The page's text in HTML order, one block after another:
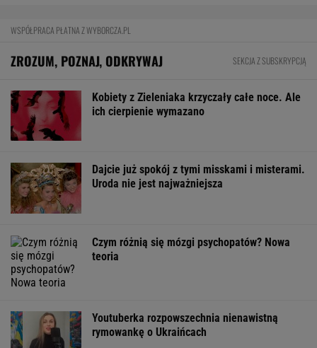
WSPÓŁPRACA PŁATNA Z WYBORCZA.PL
ZROZUM, POZNAJ, ODKRYWAJ SEKCJA Z SUBSKRYPCJĄ
Kobiety z Zieleniaka krzyczały całe noce. Ale
ich cierpienie wymazano
Dajcie już spokój z tymi misskami i misterami.
Uroda nie jest najważniejsza
Czym różnią się mózgi psychopatów? Nowa
teoria
Youtuberka rozpowszechnia nienawistną
rymowankę o Ukraińcach